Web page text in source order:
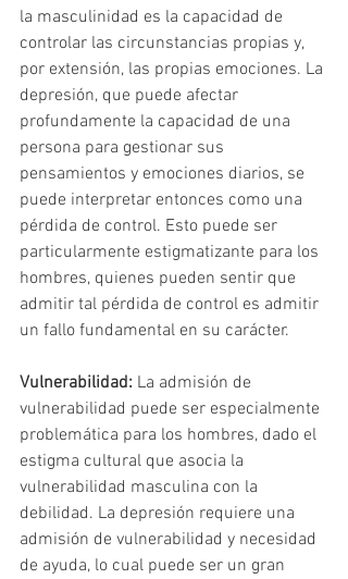
la masculinidad es la capacidad de
controlar las circunstancias propias y,
por extensión, las propias emociones. La
depresión, que puede afectar
profundamente la capacidad de una
persona para gestionar sus
pensamientos y emociones diarios, se
puede interpretar entonces como una
pérdida de control. Esto puede ser
particularmente estigmatizante para los
hombres, quienes pueden sentir que
admitir tal pérdida de control es admitir
un fallo fundamental en su carácter.
Vulnerabilidad: La admisión de
vulnerabilidad puede ser especialmente
problemática para los hombres, dado el
estigma cultural que asocia la
vulnerabilidad masculina con la
debilidad. La depresión requiere una
admisión de vulnerabilidad y necesidad
de ayuda, lo cual puede ser un gran